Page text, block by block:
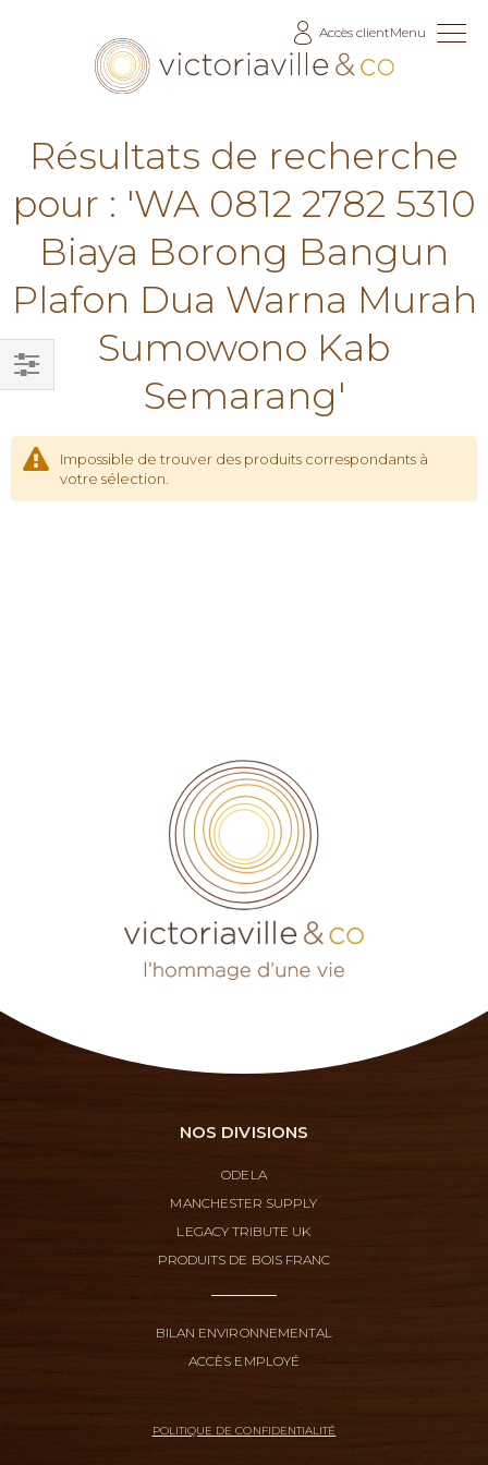
Accès clientMenu
Résultats de recherche
pour : 'WA 0812 2782 5310
Biaya Borong Bangun
Plafon Dua Warna Murah
Sumowono Kab
Semarang'
Impossible de trouver des produits correspondants à
votre sélection.
Filtrer
NOS DIVISIONS
ODELA
MANCHESTER SUPPLY
LEGACY TRIBUTE UK
PRODUITS DE BOIS FRANC
BILAN ENVIRONNEMENTAL
ACCÈS EMPLOYÉ
POLITIQUE DE CONFIDENTIALITÉ